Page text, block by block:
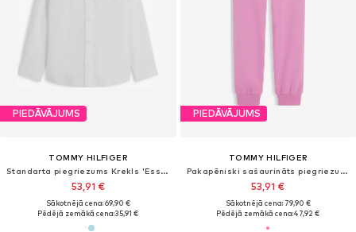
PIEDĀVĀJUMS
TOMMY HILFIGER
Standarta piegriezums Krekls 'Essential Regular Fit'
53,91 €
Sākotnējā cena: 69,90 €
Pēdējā zemākā cena:35,91 €
PIEDĀVĀJUMS
TOMMY HILFIGER
Pakapēniski sašaurināts piegriezums Bikses
53,91 €
Sākotnējā cena: 79,90 €
Pēdējā zemākā cena:47,92 €